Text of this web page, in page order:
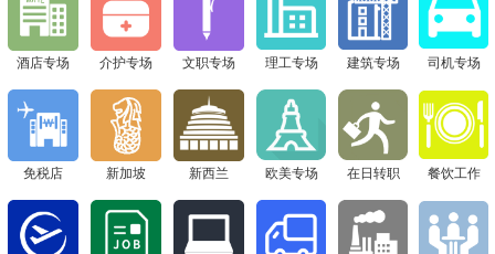
签证+高薪offer一站搞定！
下一站 8月1日广州现场面试会，通信公司&免税店“赴日
签证+高薪offer一站搞定！
酒店专场 介护专场 文职专场 理工专场 建筑专场 司机专场
免税店 新加坡 新西兰 欧美专场 在日转职 餐饮工作